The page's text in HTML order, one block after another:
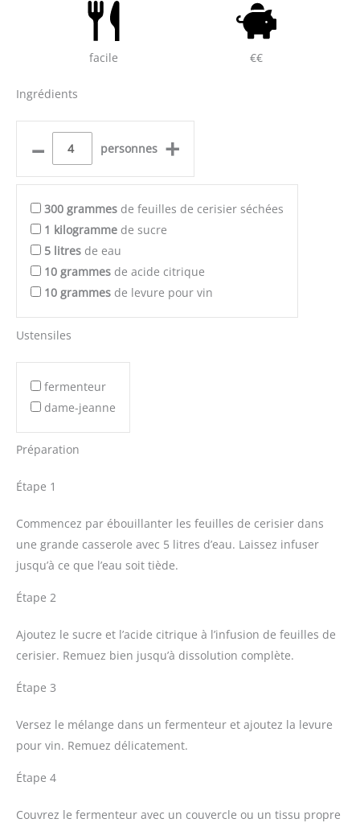
facile €€
Ingrédients
– personnes +
300 grammes de feuilles de cerisier séchées
1 kilogramme de sucre
5 litres de eau
10 grammes de acide citrique
10 grammes de levure pour vin
Ustensiles
fermenteur
dame-jeanne
Préparation
Étape 1
Commencez par ébouillanter les feuilles de cerisier dans
une grande casserole avec 5 litres d’eau. Laissez infuser
jusqu’à ce que l’eau soit tiède.
Étape 2
Ajoutez le sucre et l’acide citrique à l’infusion de feuilles de
cerisier. Remuez bien jusqu’à dissolution complète.
Étape 3
Versez le mélange dans un fermenteur et ajoutez la levure
pour vin. Remuez délicatement.
Étape 4
Couvrez le fermenteur avec un couvercle ou un tissu propre